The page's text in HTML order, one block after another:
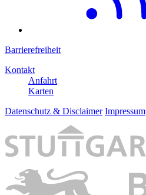
Barrierefreiheit
Kontakt
Anfahrt
Karten
Datenschutz & Disclaimer Impressum